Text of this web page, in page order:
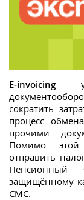
E-invoicing —
сократить
процесс
прочими
Помимо этой
отправить
Пенсионный
защищённому
СМС.